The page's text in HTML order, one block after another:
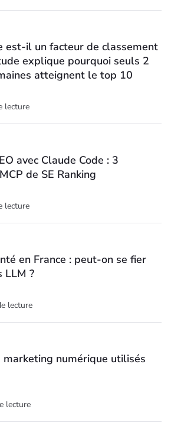
est-il un facteur de classement
explique pourquoi seuls 2
atteignent le top 10
lecture
avec Claude Code : 3
de SE Ranking
lecture
en France : peut-on se fier
LLM ?
lecture
numérique utilisés
lecture